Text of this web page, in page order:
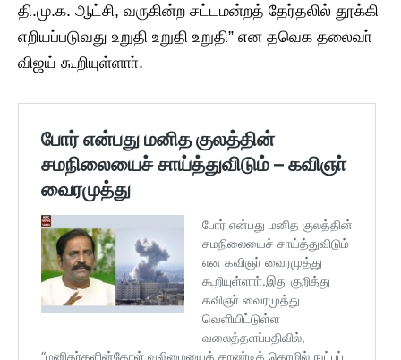
தி.மு.க. ஆட்சி, வருகின்ற சட்டமன்றத் தேர்தலில் தூக்கி
எறியப்படுவது உறுதி உறுதி உறுதி” என தவெக தலைவா்
விஜய் கூறியுள்ளாா்.